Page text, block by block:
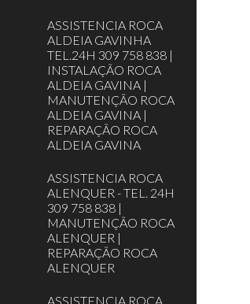
ASSISTENCIA ROCA
ALDEIA GAVINHA
TEL.24H 309 758 838 |
INSTALAÇÃO ROCA
ALDEIA GAVINA |
MANUTENÇÃO ROCA
ALDEIA GAVINA |
REPARAÇÃO ROCA
ALDEIA GAVINA
ASSISTENCIA ROCA
ALENQUER - TEL. 24H
309 758 838 |
MANUTENÇÃO ROCA
ALENQUER |
REPARAÇÃO ROCA
ALENQUER
ASSISTENCIA ROCA